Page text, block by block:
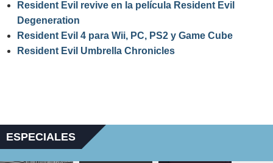
Resident Evil revive en la película Resident Evil
Degeneration
Resident Evil 4 para Wii, PC, PS2 y Game Cube
Resident Evil Umbrella Chronicles
ESPECIALES